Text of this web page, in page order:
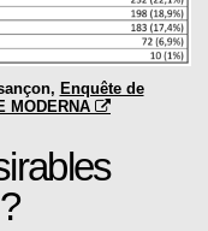
Enquête de
MODERNA